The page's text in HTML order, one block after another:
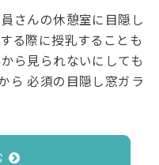
さんの休憩室に目隠し
る際に授乳することも
ら見られないにしても
ら 必須の目隠し窓ガラ